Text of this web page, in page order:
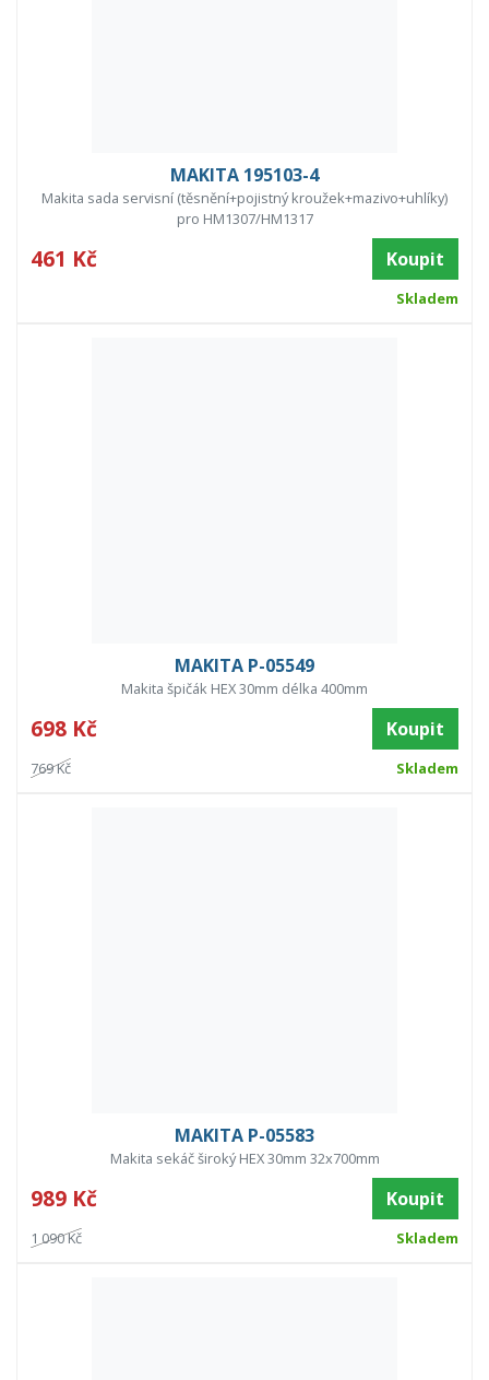
MAKITA 195103-4
Makita sada servisní (těsnění+pojistný kroužek+mazivo+uhlíky)
pro HM1307/HM1317
461 Kč Koupit
Skladem
MAKITA P-05549
Makita špičák HEX 30mm délka 400mm
698 Kč Koupit
769 Kč Skladem
MAKITA P-05583
Makita sekáč široký HEX 30mm 32x700mm
989 Kč Koupit
1 090 Kč Skladem